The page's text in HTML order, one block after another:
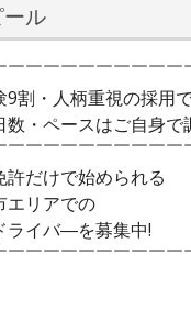
ル
￣￣￣￣￣￣￣￣￣￣
9割・人柄重視の採用
数・ペースはご自身で
￣￣￣￣￣￣￣￣￣￣
許だけで始められる
エリアでの
ライバ―を募集中!
￣￣￣￣￣￣￣￣￣￣